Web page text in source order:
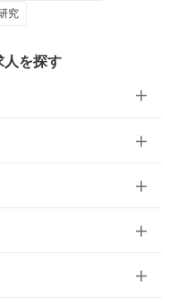
究
人を探す